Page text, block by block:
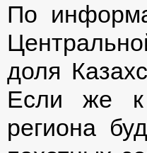
По
доля
Если же к
региона